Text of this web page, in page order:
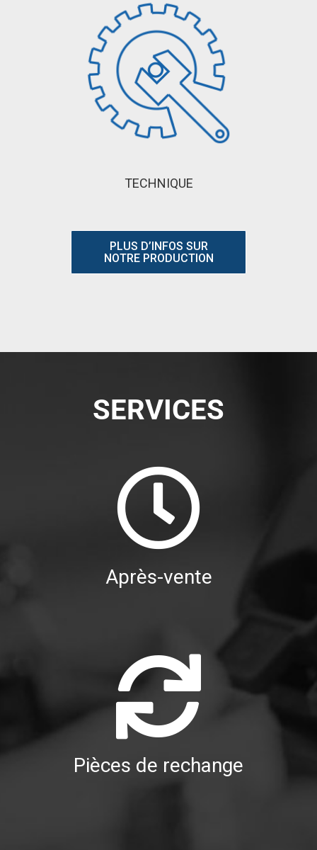
TECHNIQUE
PLUS D’INFOS SUR
NOTRE PRODUCTION
SERVICES
Après-vente
Pièces de rechange